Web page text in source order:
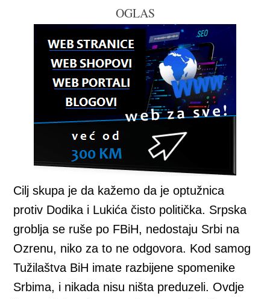
OGLAS
Cilj skupa je da kažemo da je optužnica
protiv Dodika i Lukića čisto politička. Srpska
groblja se ruše po FBiH, nedostaju Srbi na
Ozrenu, niko za to ne odgovora. Kod samog
Tužilaštva BiH imate razbijene spomenike
Srbima, i nikada nisu ništa preduzeli. Ovdje